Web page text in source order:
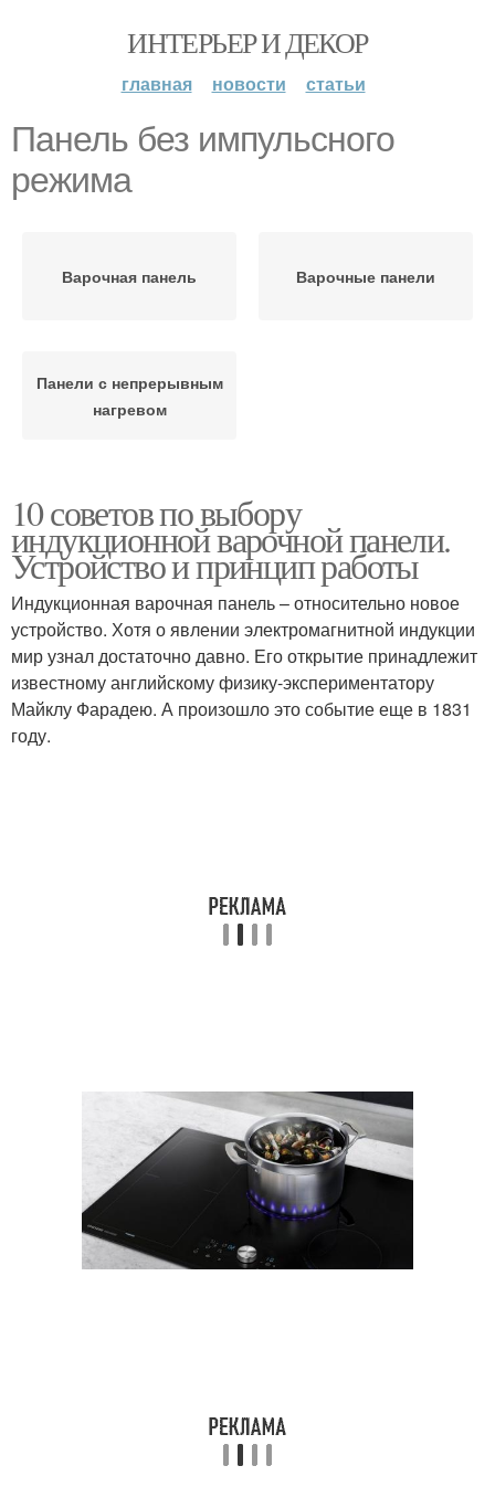
ИНТЕРЬЕР И ДЕКОР
главная новости статьи
Панель без импульсного
режима
Варочная панель Варочные панели
Панели с непрерывным
нагревом
10 советов по выбору
индукционной варочной панели.
Устройство и принцип работы
Индукционная варочная панель – относительно новое
устройство. Хотя о явлении электромагнитной индукции
мир узнал достаточно давно. Его открытие принадлежит
известному английскому физику-экспериментатору
Майклу Фарадею. А произошло это событие еще в 1831
году.